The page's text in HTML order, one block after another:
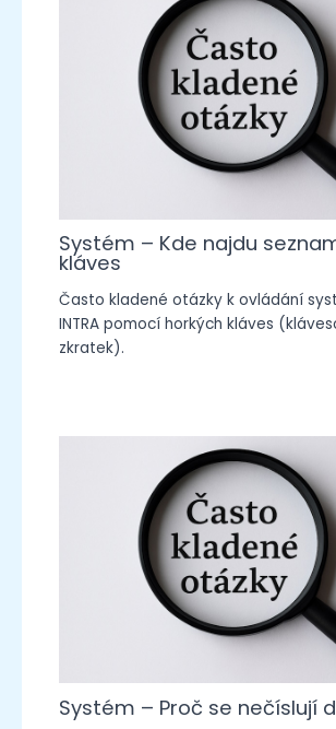
Systém – Kde najdu
kláves
Často kladené otázky k ovládání
INTRA pomocí horkých kláves
zkratek).
Systém – Proč se nečíslují